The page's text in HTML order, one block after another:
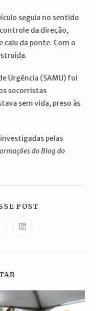
seguia no sentido
da direção,
caiu da ponte. Com o
Urgência (SAMU) foi
socorristas
sem vida, preso às
pelas
do Blog do
POST
Abre
em
nova